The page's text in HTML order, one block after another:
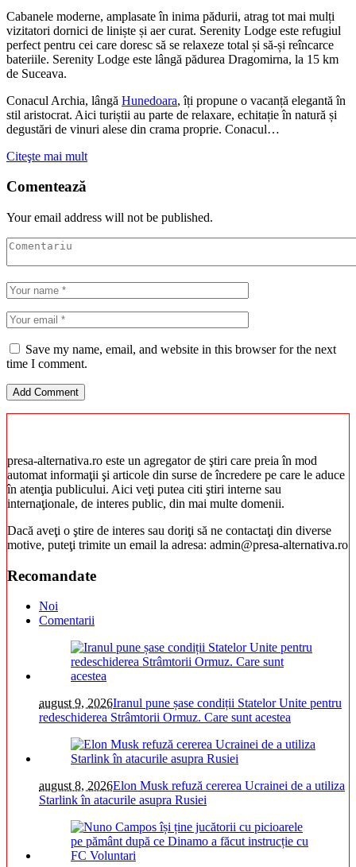
Cabanele moderne, amplasate în inima pădurii, atrag tot mai mulți
vizitatori dornici de liniște și aer curat. Serenity Lodge este refugiul
perfect pentru cei care doresc să se relaxeze total și să-și reîncarce
bateriile. Serenity Lodge este lângă pădurea Dragomirna, la 15 km
de Suceava.
Conacul Archia, lângă Hunedoara, îți propune o vacanță elegantă în
stil aristocrat. Aici turiștii au parte de relaxare, echitație în natură și
degustări de vinuri alese din crama proprie. Conacul…
Citeşte mai mult
Comentează
Your email address will not be published.
Save my name, email, and website in this browser for the next
time I comment.
presa-alternativa.ro este un agregator de ştiri care preia în mod
automat informaţii şi articole din surse de încredere pe care le aduce
în atenţia publicului. Aici veţi putea citi ştiri interne sau
internaţionale, de interes public, din mai multe domenii.
Dacă aveţi o ştire de interes sau doriţi să ne contactaţi din diverse
motive, puteţi trimite un email la adresa: admin@presa-alternativa.ro
Recomandate
Noi
Comentarii
august 9, 2026Iranul pune șase condiții Statelor Unite pentru
redeschiderea Strâmtorii Ormuz. Care sunt acestea
august 8, 2026Elon Musk refuză cererea Ucrainei de a utiliza
Starlink în atacurile asupra Rusiei